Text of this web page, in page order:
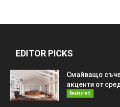
EDITOR PICKS
Смайващо
акценти от
featured